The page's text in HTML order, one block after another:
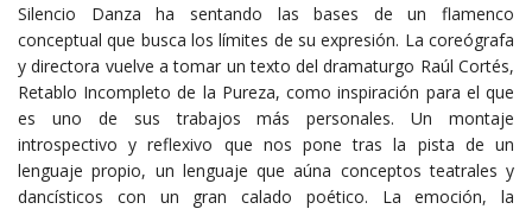
Silencio Danza ha sentando las bases de un flamenco
conceptual que busca los límites de su expresión. La coreógrafa
y directora vuelve a tomar un texto del dramaturgo Raúl Cortés,
Retablo Incompleto de la Pureza, como inspiración para el que
es uno de sus trabajos más personales. Un montaje
introspectivo y reflexivo que nos pone tras la pista de un
lenguaje propio, un lenguaje que aúna conceptos teatrales y
dancísticos con un gran calado poético. La emoción, la